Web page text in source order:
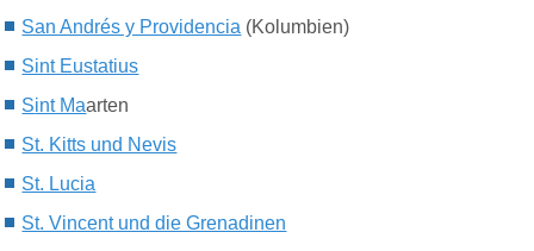
San Andrés y Providencia (Kolumbien)
Sint Eustatius
Sint Maarten
St. Kitts und Nevis
St. Lucia
St. Vincent und die Grenadinen